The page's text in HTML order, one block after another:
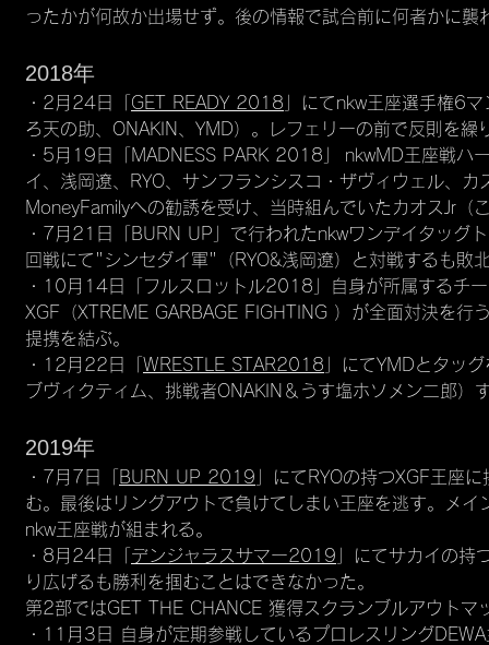
ったかが何故か出場せず。後の情報で試合前に何者かに
2018年
・2月24日「 GET READY 2018 」にてnkw王座選手権6
ろ天の助、ONAKIN、YMD）。レフェリーの前で反則を繰
・5月19日「MADNESS PARK 2018」 nkwMD王座戦ハ
イ、浅岡遼、RYO、サンフランシスコ・ザヴィウェル、
MoneyFamilyへの勧誘を受け、当時組んでいたカオスJr（
・7月21日「BURN UP」で行われたnkwワンデイタッグ
回戦にて"シンセダイ軍"（RYO&浅岡遼）と対戦するも敗
・10月14日「フルスロットル2018」自身が所属するチ
XGF（XTREME GARBAGE FIGHTING ）が全面対決を行
提携を結ぶ。
・12月22日「 WRESTLE STAR2018 」にてYMDとタッ
ブヴィクティム、挑戦者ONAKIN＆うす塩ホソメン二郎）
2019年
・7月7日「 BURN UP 2019 」にてRYOの持つXGF王座
む。最後はリングアウトで負けてしまい王座を逃す。メ
nkw王座戦が組まれる。
・8月24日「 デンジャラスサマー2019 」にてサカイの
り広げるも勝利を掴むことはできなかった。
第2部ではGET THE CHANCE 獲得スクランブルアウトマ
・11月3日 自身が定期参戦しているプロレスリング